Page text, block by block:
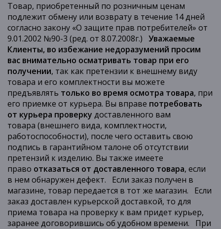
Товар, приобретенный по розничным ценам
подлежит обмену или возврату в течение 14 дней
согласно закону «О защите прав потребителей» от
9.01.2002 №90-3 (ред. от 8.07.2008г.) Уважаемые
Клиенты, во избежание недоразумений просим
вас внимательно осматривать товар при его
получении, так как претензии к внешнему виду
товара и его комплектности вы можете
предъявлять только во время осмотра товара, при
его приемке от курьера. Вы вправе потребовать
от курьера проверку доставленного вам
товара (внешнего вида, комплектности,
работоспособности), после чего оставить свою
подпись в гарантийном талоне об отсутствии
претензий к изделию. Вы также имеете
право отказаться от доставленного товара, если
в нем обнаружен дефект. Если заказ получен в
магазине, товар передается в тот же магазин. Если
заказ доставлен курьерской доставкой, то для
приема товара на проверку к вам придет курьер,
заранее договорившись об удобном времени. При